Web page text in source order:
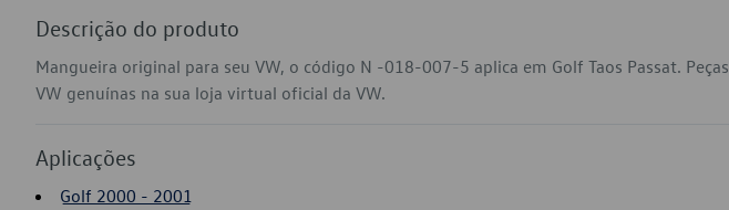
Descrição do produto
Mangueira original para seu VW, o código N -018-007-5 aplica em Golf Taos Passat. Peças
VW genuínas na sua loja virtual oficial da VW.
Aplicações
Golf 2000 - 2001